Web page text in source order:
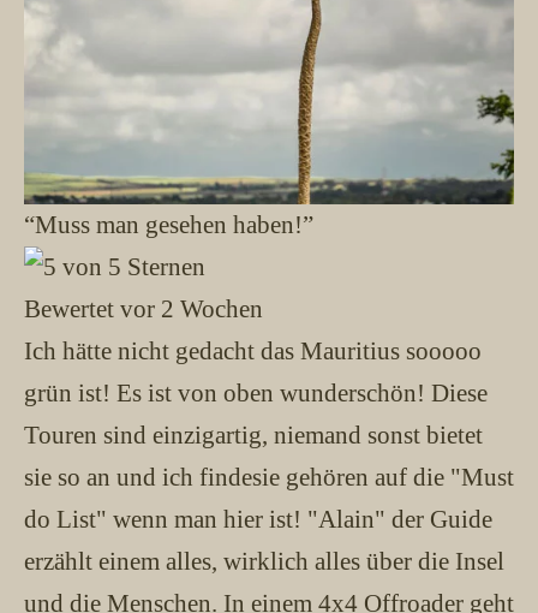
“Muss man gesehen haben!”
Bewertet vor 2 Wochen
Ich hätte nicht gedacht das Mauritius sooooo
grün ist! Es ist von oben wunderschön! Diese
Touren sind einzigartig, niemand sonst bietet
sie so an und ich findesie gehören auf die "Must
do List" wenn man hier ist! "Alain" der Guide
erzählt einem alles, wirklich alles über die Insel
und die Menschen. In einem 4x4 Offroader geht